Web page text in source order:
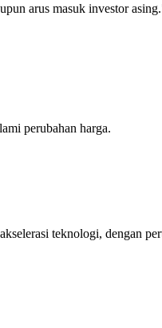
arus masuk investor
perubahan harga.
teknologi, dengan